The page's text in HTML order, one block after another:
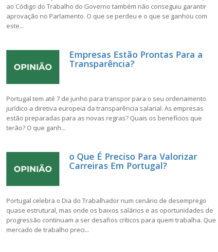
ao Código do Trabalho do Governo também não conseguiu garantir
aprovação no Parlamento. O que se perdeu e o que se ganhou com
este...
Empresas Estão Prontas Para a
Transparência?
Portugal tem até 7 de junho para transpor para o seu ordenamento
jurídico a diretiva europeia da transparência salarial. As empresas
estão preparadas para as novas regras? Quais os benefícios que
terão? O que ganh...
o Que É Preciso Para Valorizar
Carreiras Em Portugal?
Portugal celebra o Dia do Trabalhador num cenário de desemprego
quase estrutural, mas onde os baixos salários e as oportunidades de
progressão continuam a ser desafios críticos para quem trabalha. Que
mercado de trabalho preci...